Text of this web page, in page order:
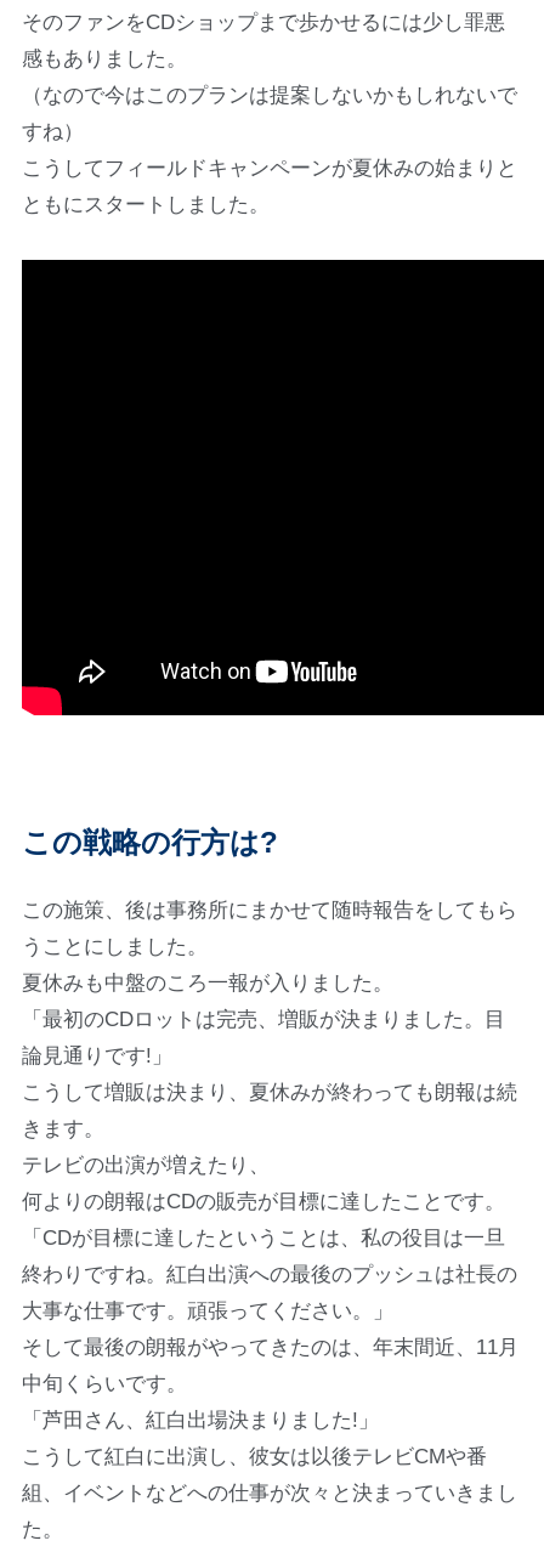
そのファンをCDショップまで歩かせるには少し罪悪
感もありました。
（なので今はこのプランは提案しないかもしれないで
すね）
こうしてフィールドキャンペーンが夏休みの始まりと
ともにスタートしました。
この戦略の行方は?
この施策、後は事務所にまかせて随時報告をしてもら
うことにしました。
夏休みも中盤のころ一報が入りました。
「最初のCDロットは完売、増販が決まりました。目
論見通りです!」
こうして増販は決まり、夏休みが終わっても朗報は続
きます。
テレビの出演が増えたり、
何よりの朗報はCDの販売が目標に達したことです。
「CDが目標に達したということは、私の役目は一旦
終わりですね。紅白出演への最後のプッシュは社長の
大事な仕事です。頑張ってください。」
そして最後の朗報がやってきたのは、年末間近、11月
中旬くらいです。
「芦田さん、紅白出場決まりました!」
こうして紅白に出演し、彼女は以後テレビCMや番
組、イベントなどへの仕事が次々と決まっていきまし
た。